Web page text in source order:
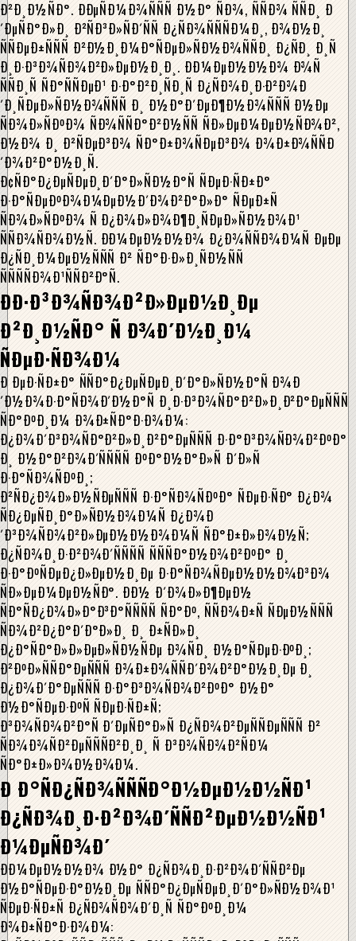
Ð²Ð¸Ð½ÑÐ°. ÐÐµÑÐ¼Ð¾ÑÑÑ Ð½Ð° ÑÐ¾, ÑÑÐ¾ ÑÑÐ¸ Ð
´ÐµÑÐ°Ð»Ð¸ Ð²ÑÐ³Ð»ÑÐ´ÑÑ Ð¿ÑÐ¾ÑÑÑÐ¼Ð¸, Ð¾Ð½Ð¸
ÑÑÐµÐ±ÑÑÑ Ð²Ð½Ð¸Ð¼Ð°ÑÐµÐ»ÑÐ½Ð¾ÑÑÐ¸ Ð¿ÑÐ¸ Ð¸Ñ
Ð¸Ð·Ð³Ð¾ÑÐ¾Ð²Ð»ÐµÐ½Ð¸Ð¸. ÐÐ¼ÐµÐ½Ð½Ð¾ Ð¾Ñ
ÑÑÐ¸Ñ ÑÐ°ÑÑÐµÐ¹ Ð·Ð°Ð²Ð¸ÑÐ¸Ñ Ð¿ÑÐ¾Ð¸Ð·Ð²Ð¾Ð
´Ð¸ÑÐµÐ»ÑÐ½Ð¾ÑÑÑ Ð¸ Ð½Ð°Ð´ÐµÐ¶Ð½Ð¾ÑÑÑ Ð½Ðµ
ÑÐ¾Ð»ÑÐºÐ¾ ÑÐ¾ÑÑÐ°Ð²Ð½ÑÑ ÑÐ»ÐµÐ¼ÐµÐ½ÑÐ¾Ð²,
Ð½Ð¾ Ð¸ Ð²ÑÐµÐ³Ð¾ ÑÐ°Ð±Ð¾ÑÐµÐ³Ð¾ Ð¾Ð±Ð¾ÑÑÐ
´Ð¾Ð²Ð°Ð½Ð¸Ñ.
Ð¢ÑÐ°Ð¿ÐµÑÐµÐ¸Ð´Ð°Ð»ÑÐ½Ð°Ñ ÑÐµÐ·ÑÐ±Ð°
Ð·Ð°ÑÐµÐºÐ¾Ð¼ÐµÐ½Ð´Ð¾Ð²Ð°Ð»Ð° ÑÐµÐ±Ñ
ÑÐ¾Ð»ÑÐºÐ¾ Ñ Ð¿Ð¾Ð»Ð¾Ð¶Ð¸ÑÐµÐ»ÑÐ½Ð¾Ð¹
ÑÑÐ¾ÑÐ¾Ð½Ñ. ÐÐ¼ÐµÐ½Ð½Ð¾ Ð¿Ð¾ÑÑÐ¾Ð¼Ñ ÐµÐµ
Ð¿ÑÐ¸Ð¼ÐµÐ½ÑÑÑ Ð² ÑÐ°Ð·Ð»Ð¸ÑÐ½ÑÑ
ÑÑÑÑÐ¾Ð¹ÑÑÐ²Ð°Ñ.
ÐÐ·Ð³Ð¾ÑÐ¾Ð²Ð»ÐµÐ½Ð¸Ðµ
Ð²Ð¸Ð½ÑÐ° Ñ Ð¾Ð´Ð½Ð¸Ð¼
ÑÐµÐ·ÑÐ¾Ð¼
Ð ÐµÐ·ÑÐ±Ð° ÑÑÐ°Ð¿ÐµÑÐµÐ¸Ð´Ð°Ð»ÑÐ½Ð°Ñ Ð¾Ð
´Ð½Ð¾Ð·Ð°ÑÐ¾Ð´Ð½Ð°Ñ Ð¸Ð·Ð³Ð¾ÑÐ°Ð²Ð»Ð¸Ð²Ð°ÐµÑÑÑ
ÑÐ°ÐºÐ¸Ð¼ Ð¾Ð±ÑÐ°Ð·Ð¾Ð¼:
Ð¿Ð¾Ð´Ð³Ð¾ÑÐ°Ð²Ð»Ð¸Ð²Ð°ÐµÑÑÑ Ð·Ð°Ð³Ð¾ÑÐ¾Ð²ÐºÐ°
Ð¸ Ð½Ð°Ð²Ð¾Ð´ÑÑÑÑ ÐºÐ°Ð½Ð°Ð»Ñ Ð´Ð»Ñ
Ð·Ð°ÑÐ¾ÑÐºÐ¸;
Ð²ÑÐ¿Ð¾Ð»Ð½ÑÐµÑÑÑ Ð·Ð°ÑÐ¾ÑÐºÐ° ÑÐµÐ·ÑÐ° Ð¿Ð¾
ÑÐ¿ÐµÑÐ¸Ð°Ð»ÑÐ½Ð¾Ð¼Ñ Ð¿Ð¾Ð
´Ð³Ð¾ÑÐ¾Ð²Ð»ÐµÐ½Ð½Ð¾Ð¼Ñ ÑÐ°Ð±Ð»Ð¾Ð½Ñ;
Ð¿ÑÐ¾Ð¸Ð·Ð²Ð¾Ð´ÑÑÑÑ ÑÑÑÐ°Ð½Ð¾Ð²ÐºÐ° Ð¸
Ð·Ð°ÐºÑÐµÐ¿Ð»ÐµÐ½Ð¸Ðµ Ð·Ð°ÑÐ¾ÑÐµÐ½Ð½Ð¾Ð³Ð¾
ÑÐ»ÐµÐ¼ÐµÐ½ÑÐ°. ÐÐ½ Ð´Ð¾Ð»Ð¶ÐµÐ½
ÑÐ°ÑÐ¿Ð¾Ð»Ð°Ð³Ð°ÑÑÑÑ ÑÐ°Ðº, ÑÑÐ¾Ð±Ñ ÑÐµÐ½ÑÑÑ
ÑÐ¾Ð²Ð¿Ð°Ð´Ð°Ð»Ð¸ Ð¸ Ð±ÑÐ»Ð¸
Ð¿Ð°ÑÐ°Ð»Ð»ÐµÐ»ÑÐ½ÑÐµ Ð¾ÑÐ¸ Ð½Ð°ÑÐµÐ·ÐºÐ¸;
Ð²ÐºÐ»ÑÑÐ°ÐµÑÑÑ Ð¾Ð±Ð¾ÑÑÐ´Ð¾Ð²Ð°Ð½Ð¸Ðµ Ð¸
Ð¿Ð¾Ð´Ð°ÐµÑÑÑ Ð·Ð°Ð³Ð¾ÑÐ¾Ð²ÐºÐ° Ð½Ð°
Ð½Ð°ÑÐµÐ·ÐºÑ ÑÐµÐ·ÑÐ±Ñ;
Ð³Ð¾ÑÐ¾Ð²Ð°Ñ Ð´ÐµÑÐ°Ð»Ñ Ð¿ÑÐ¾Ð²ÐµÑÑÐµÑÑÑ Ð²
ÑÐ¾Ð¾ÑÐ²ÐµÑÑÑÐ²Ð¸Ð¸ Ñ Ð³Ð¾ÑÐ¾Ð²ÑÐ¼
ÑÐ°Ð±Ð»Ð¾Ð½Ð¾Ð¼.
Ð Ð°ÑÐ¿ÑÐ¾ÑÑÑÐ°Ð½ÐµÐ½Ð½ÑÐ¹
Ð¿ÑÐ¾Ð¸Ð·Ð²Ð¾Ð´ÑÑÐ²ÐµÐ½Ð½ÑÐ¹
Ð¼ÐµÑÐ¾Ð´
ÐÐ¼ÐµÐ½Ð½Ð¾ Ð½Ð° Ð¿ÑÐ¾Ð¸Ð·Ð²Ð¾Ð´ÑÑÐ²Ðµ
Ð½Ð°ÑÐµÐ·Ð°Ð½Ð¸Ðµ ÑÑÐ°Ð¿ÐµÑÐµÐ¸Ð´Ð°Ð»ÑÐ½Ð¾Ð¹
ÑÐµÐ·ÑÐ±Ñ Ð¿ÑÐ¾ÑÐ¾Ð´Ð¸Ñ ÑÐ°ÐºÐ¸Ð¼
Ð¾Ð±ÑÐ°Ð·Ð¾Ð¼: